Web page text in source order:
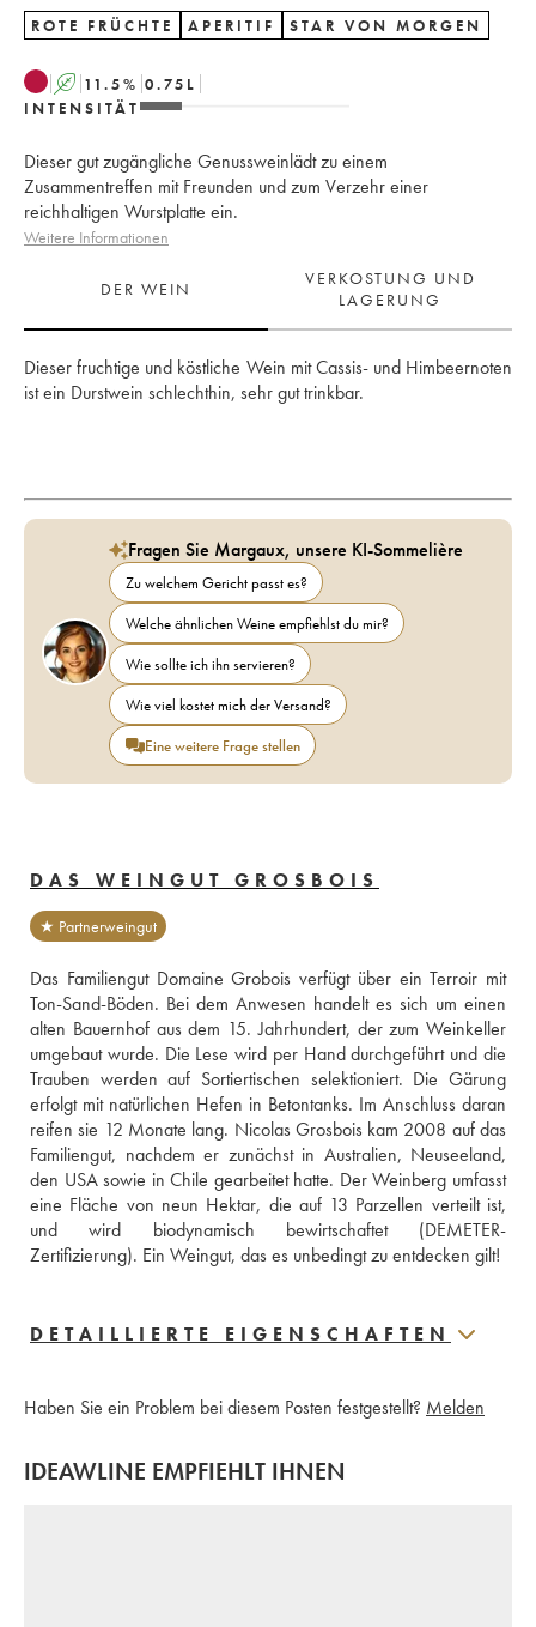
ROTE FRÜCHTE APERITIF STAR VON MORGEN
A 11.5% 0.75 L
INTENSITÄT
Dieser gut zugängliche Genussweinlädt zu einem
Zusammentreffen mit Freunden und zum Verzehr einer
reichhaltigen Wurstplatte ein.
Weitere Informationen
DER WEIN
VERKOSTUNG UND
LAGERUNG
Dieser fruchtige und köstliche Wein mit Cassis- und Himbeernoten
ist ein Durstwein schlechthin, sehr gut trinkbar.
Fragen Sie Margaux, unsere KI-Sommelière
Zu welchem Gericht passt es?
Welche ähnlichen Weine empfiehlst du mir?
Wie sollte ich ihn servieren?
Wie viel kostet mich der Versand?
Eine weitere Frage stellen
DAS WEINGUT GROSBOIS
★ Partnerweingut
Das Familiengut Domaine Grobois verfügt über ein Terroir mit
Ton-Sand-Böden. Bei dem Anwesen handelt es sich um einen
alten Bauernhof aus dem 15. Jahrhundert, der zum Weinkeller
umgebaut wurde. Die Lese wird per Hand durchgeführt und die
Trauben werden auf Sortiertischen selektioniert. Die Gärung
erfolgt mit natürlichen Hefen in Betontanks. Im Anschluss daran
reifen sie 12 Monate lang. Nicolas Grosbois kam 2008 auf das
Familiengut, nachdem er zunächst in Australien, Neuseeland,
den USA sowie in Chile gearbeitet hatte. Der Weinberg umfasst
eine Fläche von neun Hektar, die auf 13 Parzellen verteilt ist,
und wird biodynamisch bewirtschaftet (DEMETER-
DETAILLIERTE EIGENSCHAFTEN
Haben Sie ein Problem bei diesem Posten festgestellt? Melden
IDEAWLINE EMPFIEHLT IHNEN